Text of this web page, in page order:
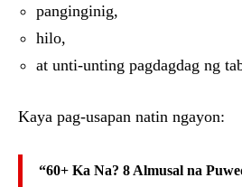
panginginig,
hilo,
at unti-unting pagdagdag ng
Kaya pag-usapan natin ngayon:
“60+ Ka Na? 8 Almusal na